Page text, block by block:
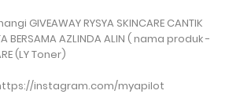
GIVEAWAY RYSYA SKINCARE CANTIK
BERSAMA AZLINDA ALIN ( nama produk -
(LY Toner)
instagram.com/myapilot